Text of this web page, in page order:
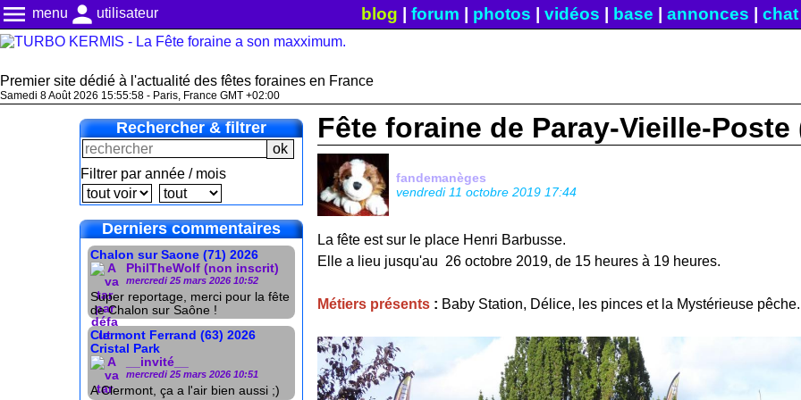
menu menu person utilisateur blog forum photos vidéos base annonces chat|
Premier site dédié à l'actualité des fêtes foraines en France
Samedi 8 Août 2026 15:56:00 - Paris, France GMT +02:00
Rechercher & filtrer
Filtrer par année / mois
Derniers commentaires
Chalon sur Saone (71) 2026
PhilTheWolf (non inscrit)
mercredi 25 mars 2026 10:52
Super reportage, merci pour la fête
de Chalon sur Saône !
Clermont Ferrand (63) 2026
Cristal Park
__invité__
mercredi 25 mars 2026 10:51
A Clermont, ça a l'air bien aussi ;)
Fête foraine de Paray-Vieille-Poste
fandemanèges
vendredi 11 octobre 2019 17:44
La fête est sur le place Henri Barbusse.
Elle a lieu jusqu'au 26 octobre 2019, de 15 heures à 19 heures.
Métiers présents : Baby Station, Délice, les pinces et la Mystérieuse pêche.